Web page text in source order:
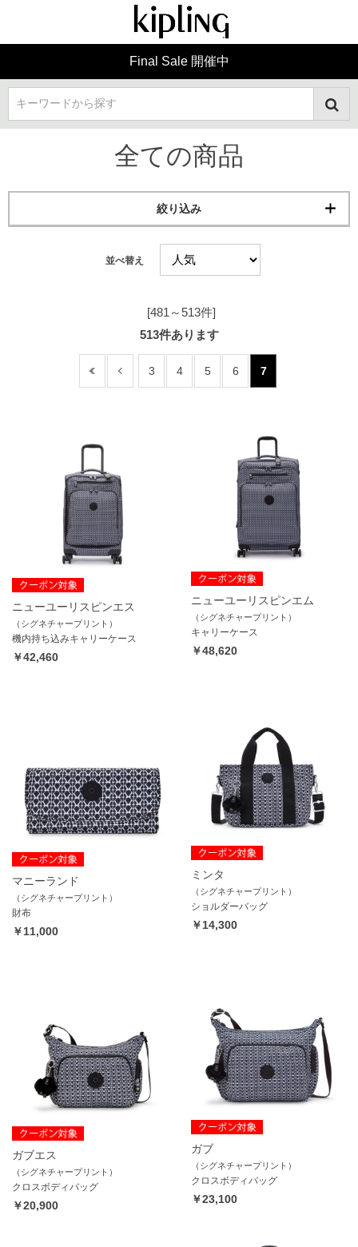
Final Sale 開催中
キーワードから探す
全ての商品
絞り込み
並べ替え
[481～513件]
513件あります
3 4 5 6 7
ニューユーリスピンエス
（シグネチャープリント）
機内持ち込みキャリーケース
￥42,460
ニューユーリスピンエム
（シグネチャープリント）
キャリーケース
￥48,620
マニーランド
（シグネチャープリント）
財布
￥11,000
ミンタ
（シグネチャープリント）
ショルダーバッグ
￥14,300
ガブエス
（シグネチャープリント）
クロスボディバッグ
￥20,900
ガブ
（シグネチャープリント）
クロスボディバッグ
￥23,100